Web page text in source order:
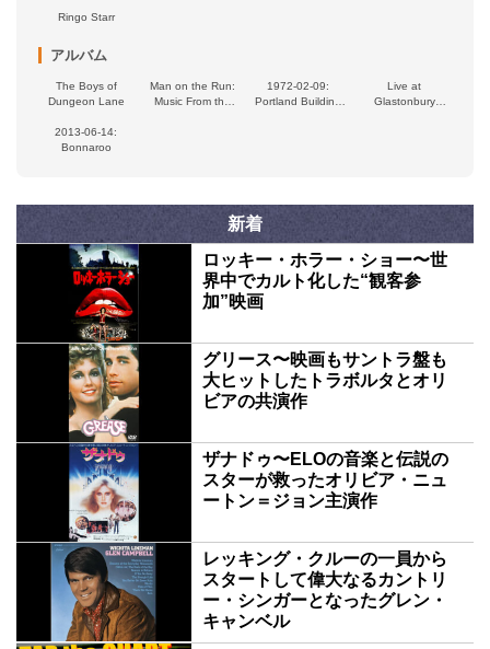
Ringo Starr
アルバム
The Boys of
Dungeon Lane
Man on the Run:
Music From the
1972-02-09:
Portland Building
Live at
Glastonbury
2013-06-14:
Bonnaroo
新着
ロッキー・ホラー・ショー〜世
界中でカルト化した“観客参
加”映画
グリース〜映画もサントラ盤も
大ヒットしたトラボルタとオリ
ビアの共演作
ザナドゥ〜ELOの音楽と伝説の
スターが救ったオリビア・ニュ
ートン＝ジョン主演作
レッキング・クルーの一員から
スタートして偉大なるカントリ
ー・シンガーとなったグレン・
キャンベル